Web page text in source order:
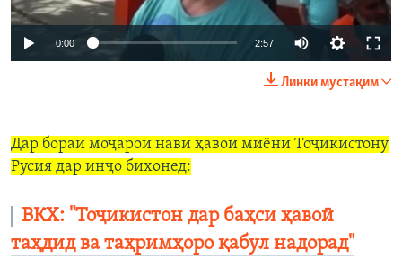
0:00 2:57
Линки мустақим
Дар бораи моҷарои нави ҳавоӣ миёни Тоҷикистону
Русия дар инҷо бихонед:
ВКХ: "Тоҷикистон дар баҳси ҳавоӣ
таҳдид ва таҳримҳоро қабул надорад"